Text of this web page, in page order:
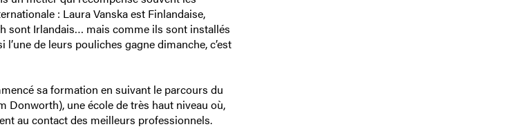
: Laura Vanska est Finlandaise,
sont Irlandais… mais comme ils sont installés
de leurs pouliches gagne dimanche, c’est
sa formation en suivant le parcours du
Donworth), une école de très haut niveau où,
au contact des meilleurs professionnels.